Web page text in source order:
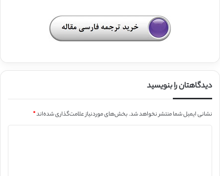
دیدگاهتان را بنویسید
نشانی ایمیل شما منتشر نخواهد شد.بخش‌های موردنیاز علامت‌گذاری شده‌اند*